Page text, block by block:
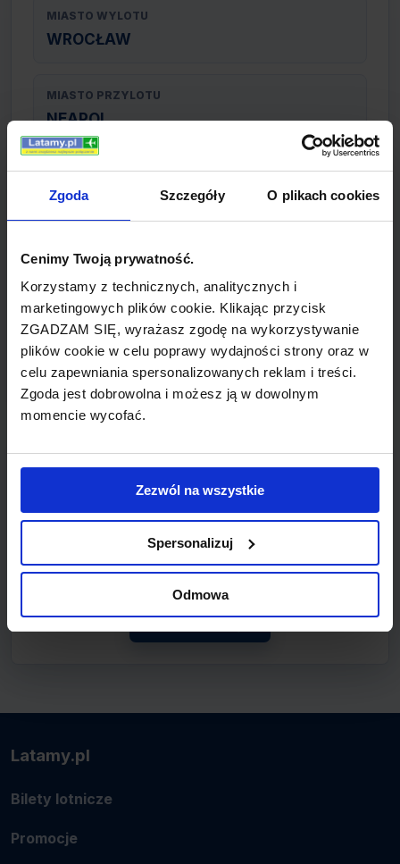
Zgoda Szczegóły O plikach cookies
Cenimy Twoją prywatność.
Korzystamy z technicznych, analitycznych i
marketingowych plików cookie. Klikając przycisk
ZGADZAM SIĘ, wyrażasz zgodę na wykorzystywanie
plików cookie w celu poprawy wydajności strony oraz w
celu zapewniania spersonalizowanych reklam i treści.
Zgoda jest dobrowolna i możesz ją w dowolnym
momencie wycofać.
Zezwól na wszystkie
Spersonalizuj
Odmowa
MIASTO WYLOTU
WROCŁAW
MIASTO PRZYLOTU
NEAPOL
TYP POŁĄCZENIA
z przesiadką
REZERWACJA
online lub telefoniczna
PŁATNOŚĆ
przelew, gotówka, karta
LINIA LOTNICZA
LOT
lotnicze.
Latamy.pl
Bilety lotnicze
Promocje